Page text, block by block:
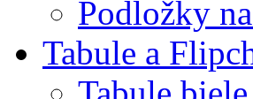
Podložky
Tabule a